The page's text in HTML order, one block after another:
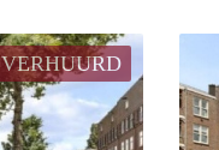
VERHUURD